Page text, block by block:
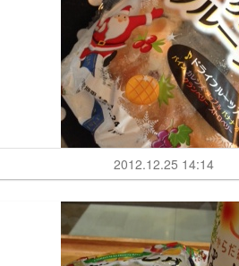
2012.12.25 14:14